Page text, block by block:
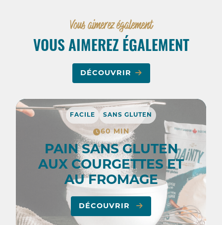
Vous aimerez également
VOUS AIMEREZ ÉGALEMENT
DÉCOUVRIR
FACILE SANS GLUTEN
60 MIN
PAIN SANS GLUTEN
AUX COURGETTES ET
AU FROMAGE
DÉCOUVRIR